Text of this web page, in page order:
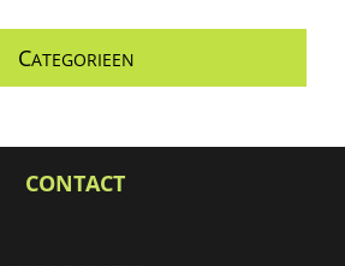
CATEGORIEEN
CONTACT